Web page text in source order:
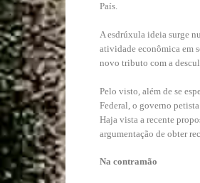
País.
A esdrúxula ideia surge
atividade econômica em
novo tributo com a
Pelo visto, além de se
Federal, o governo
Haja vista a recente
argumentação de obter
Na contramão